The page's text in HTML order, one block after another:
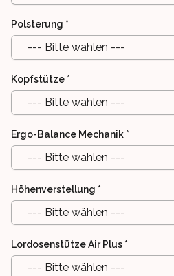
Polsterung *
--- Bitte wählen ---
Kopfstütze *
--- Bitte wählen ---
Ergo-Balance Mechanik *
--- Bitte wählen ---
Höhenverstellung *
--- Bitte wählen ---
Lordosenstütze Air Plus *
--- Bitte wählen ---